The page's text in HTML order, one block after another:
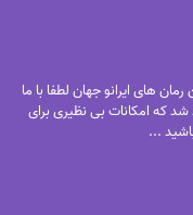
های ایرانو جهان لطفا با ما
که امکانات بی نظیری برای
...